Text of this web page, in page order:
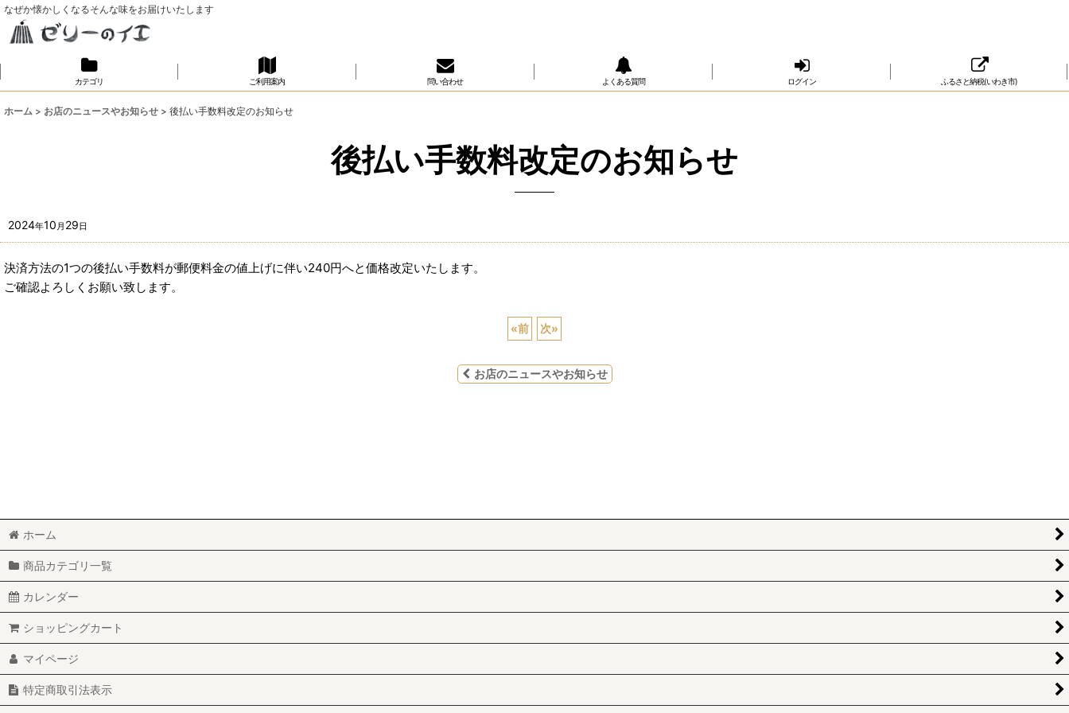
なぜか懐かしくなるそんな味をお届けいたします
カテゴリ ご利用案内 問い合わせ よくある質問 ログイン ふるさと納税(いわき市)
ホーム > お店のニュースやお知らせ > 後払い手数料改定のお知らせ
後払い手数料改定のお知らせ
2024年10 月 29 日
決済方法の1つの後払い手数料が郵便料金の値上げに伴い240円へと価格改定いたします。
ご確認よろしくお願い致します。
«前 次»
お店のニュースやお知らせ
ホーム
商品カテゴリ一覧
カレンダー
ショッピングカート
マイページ
特定商取引法表示